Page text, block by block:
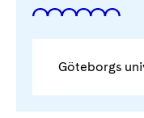
Göteborgs